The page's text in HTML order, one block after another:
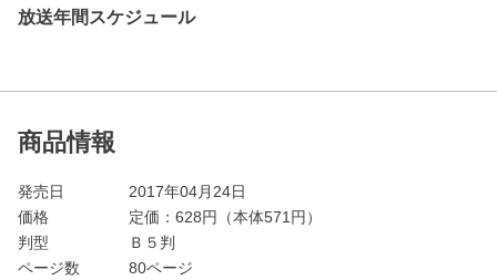
放送年間スケジュール
商品情報
発売日
2017年04月24日
価格
定価： 628円（本体571円）
判型
Ｂ５判
ページ数
80ページ